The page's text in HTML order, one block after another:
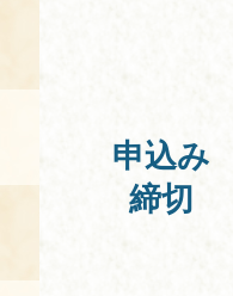
申込み
締切